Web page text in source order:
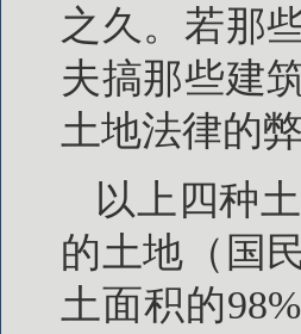
之久。若那
夫搞那些建
土地法律的弊
以上四种
的土地（国
土面积的